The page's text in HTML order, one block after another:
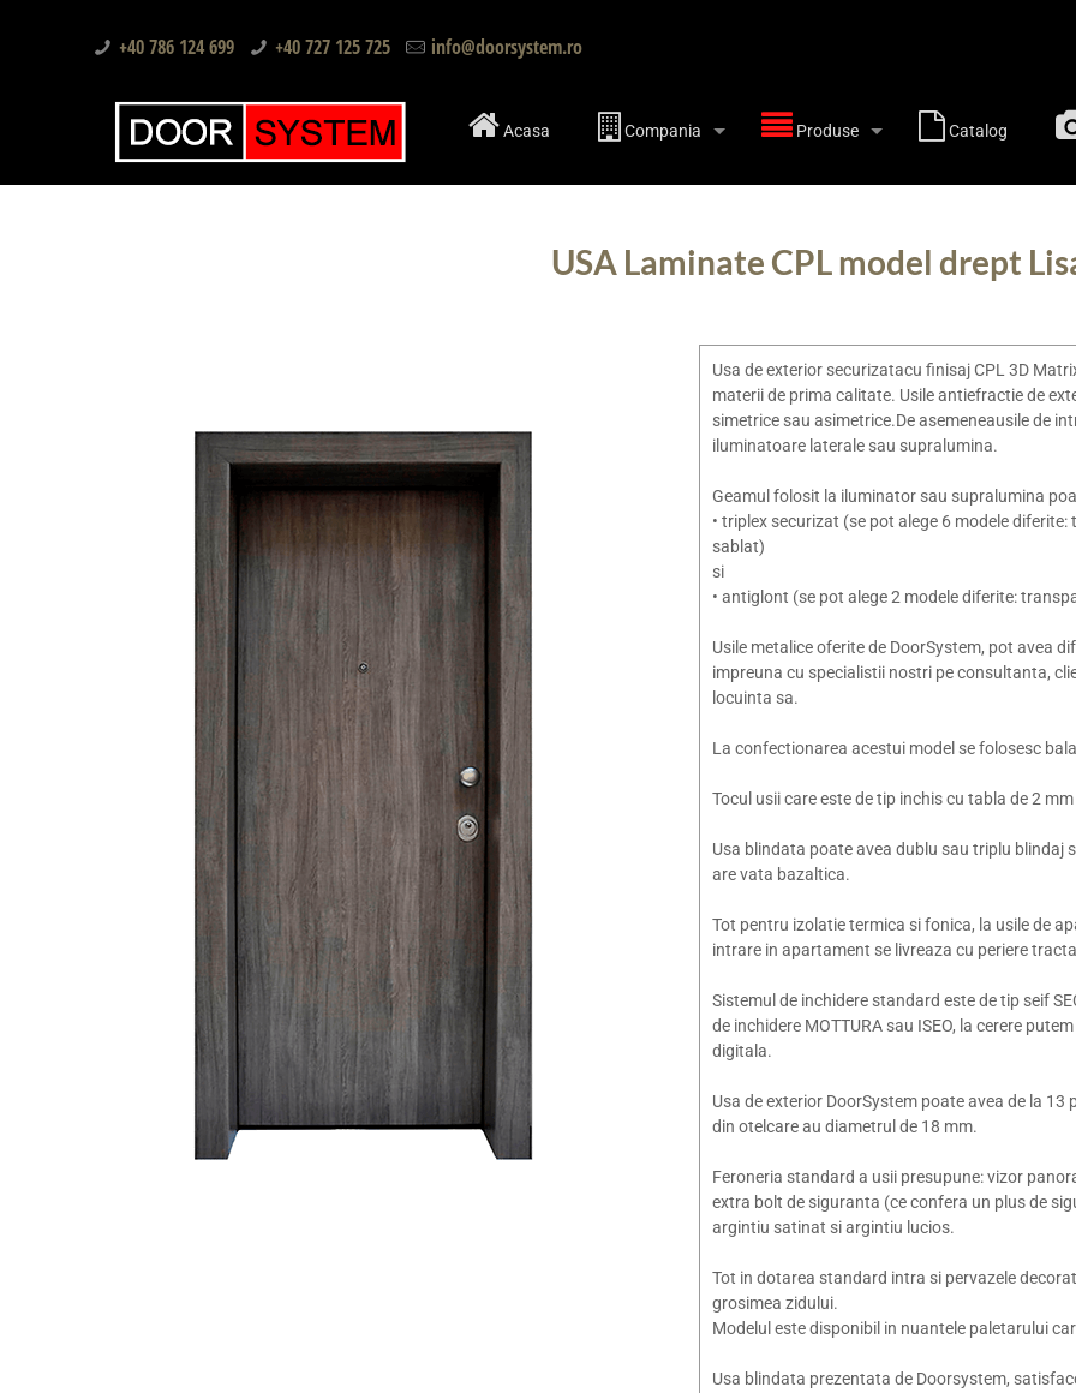
+40 786 124 699 +40 727 125 725 info@doorsystem.ro
Acasa Compania Produse Catalog
USA Laminate CPL model drept
Usa de exterior securizatacu finisaj CPL 3D
materii de prima calitate. Usile antiefractie de
simetrice sau asimetrice.De asemeneausile de
iluminatoare laterale sau supralumina.
Geamul folosit la iluminator sau supralumina
• triplex securizat (se pot alege 6 modele
sablat)
si
• antiglont (se pot alege 2 modele diferite:
Usile metalice oferite de DoorSystem, pot avea
impreuna cu specialistii nostri pe consultanta,
locuinta sa.
La confectionarea acestui model se folosesc
Tocul usii care este de tip inchis cu tabla de 2
Usa blindata poate avea dublu sau triplu blindaj
are vata bazaltica.
Tot pentru izolatie termica si fonica, la usile de
intrare in apartament se livreaza cu periere
Sistemul de inchidere standard este de tip seif
de inchidere MOTTURA sau ISEO, la cerere
digitala.
Usa de exterior DoorSystem poate avea de la
din otelcare au diametrul de 18 mm.
Feroneria standard a usii presupune: vizor
extra bolt de siguranta (ce confera un plus de
argintiu satinat si argintiu lucios.
Tot in dotarea standard intra si pervazele
grosimea zidului.
Modelul este disponibil in nuantele paletarului
Usa blindata prezentata de Doorsystem,